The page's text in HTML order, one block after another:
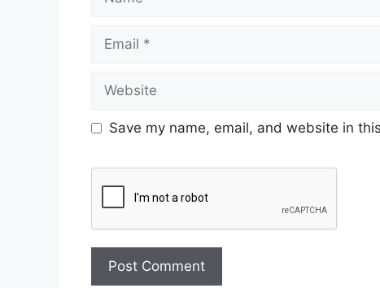
Save my name, email, and website in